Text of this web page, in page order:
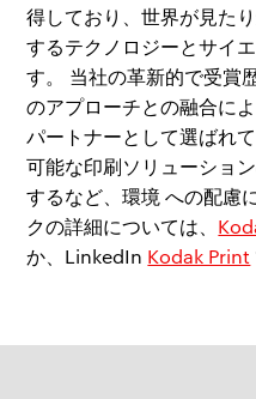
得しており、世界が見た
するテクノロジーとサイ
す。
当社の革新的で受賞
のアプローチとの融合に
パートナーとして選ばれて
可能な印刷ソリューショ
するなど、環境 への配慮
クの詳細については、
か、 LinkedIn Kodak Print